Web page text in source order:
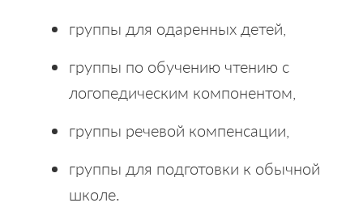
группы для одаренных детей,
группы по обучению чтению с
логопедическим компонентом,
группы речевой компенсации,
группы для подготовки к обычной
школе.